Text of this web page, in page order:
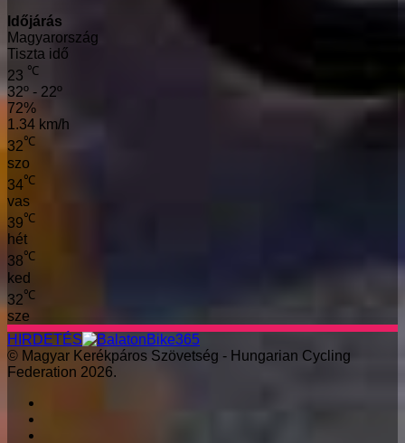
Időjárás
Magyarország
Tiszta idő
23 ℃
32º - 22º
72%
1.34 km/h
32℃
szo
34℃
vas
39℃
hét
38℃
ked
32℃
sze
HIRDETÉS
© Magyar Kerékpáros Szövetség - Hungarian Cycling
Federation 2026.